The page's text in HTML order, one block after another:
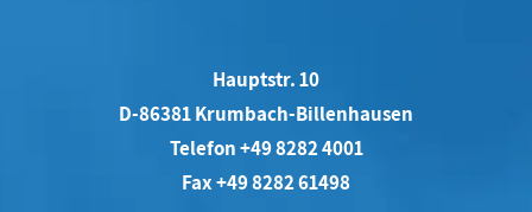
Hauptstr. 10
D-86381 Krumbach-Billenhausen
Telefon +49 8282 4001
Fax +49 8282 61498